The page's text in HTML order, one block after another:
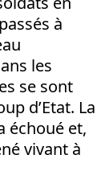
à
les
se sont
d’Etat. La
échoué et,
vivant à